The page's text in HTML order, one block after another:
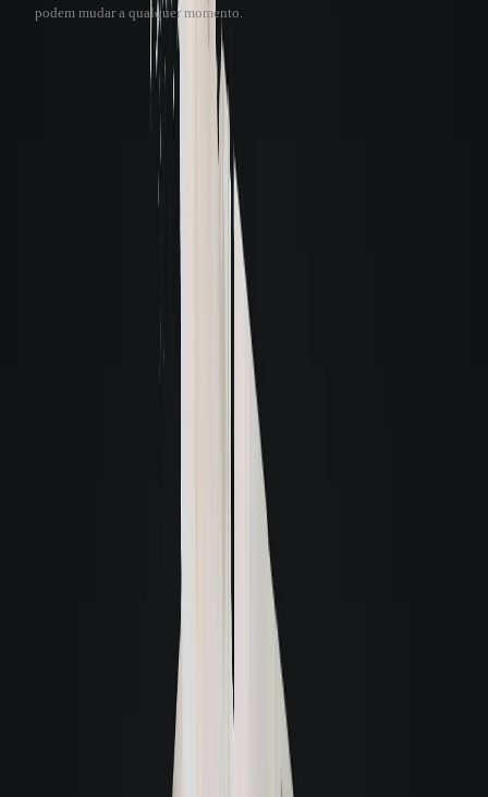
podem mudar a qualquer momento.
A Giacomelli utiliza a tecnologia 3D para a sua comodidade. Este recurso
permite que você faça uma visita virtual de qualquer lugar, sentindo-se como